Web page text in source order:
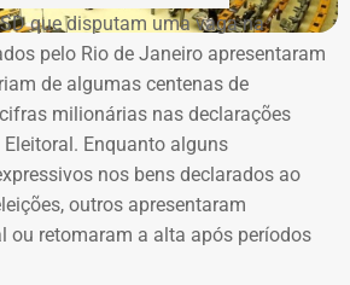
pelo diretor da NVIDIA na América
A colaboração tecnológica não terá
que passará a receber consultoria
na parceria estão pesquisa
Artificial e IA Generativa,
decisão técnica, visão
de dados de sensores,
que disputam uma vaga na
pelo Rio de Janeiro apresentaram
de algumas centenas de
milionárias nas declarações
Enquanto alguns
nos bens declarados ao
outros apresentaram
ou retomaram a alta após períodos